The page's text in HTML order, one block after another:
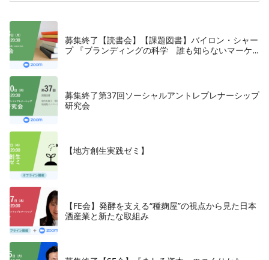
募集終了【読書会】【課題図書】バイロン・シャー
プ 『ブランディングの科学 誰も知らないマーケ
募集終了第37回ソーシャルアントレプレナーシップ
研究会
【地方創生実践ゼミ】
【FE会】発酵を支える“種麹屋”の視点から見た日本
酒産業と新たな取組み